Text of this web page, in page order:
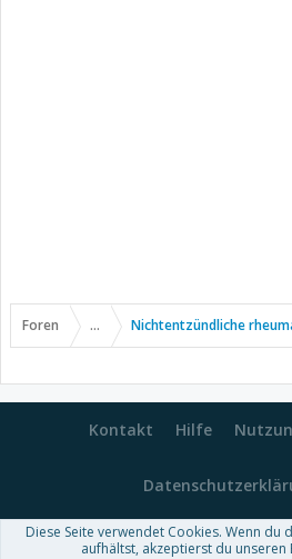
Foren ... Nichtentzündliche
Kontakt Hilfe
Forum software by XenForo™-
Diese Seite verwendet Cookies. Wenn du
aufhältst, akzeptierst du unseren